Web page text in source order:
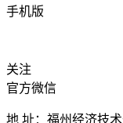
手机版
关注
官方微信
地 址：福州经济技